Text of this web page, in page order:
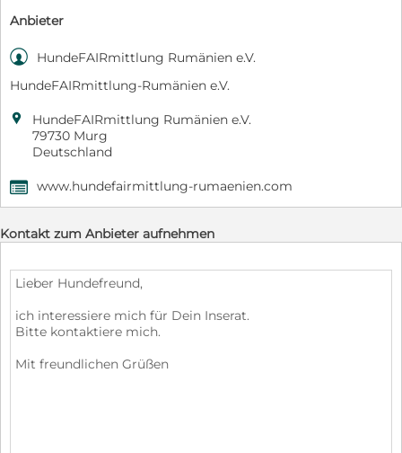
Anbieter

HundeFAIRmittlung Rumänien e.V.
HundeFAIRmittlung-Rumänien e.V.

HundeFAIRmittlung Rumänien e.V.
79730 Murg
Deutschland
, www.hundefairmittlung-rumaenien.com
Kontakt zum Anbieter aufnehmen